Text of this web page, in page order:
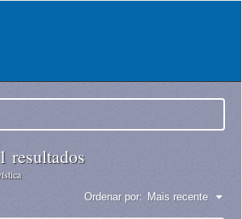
resultados
Ordenar por: Mais recente